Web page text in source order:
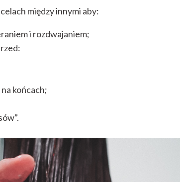
między innymi aby:
i rozdwajaniem;
końcach;